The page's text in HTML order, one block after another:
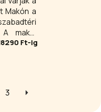
Makón a
makói
a
kortárs
8290 Ft-ig
3